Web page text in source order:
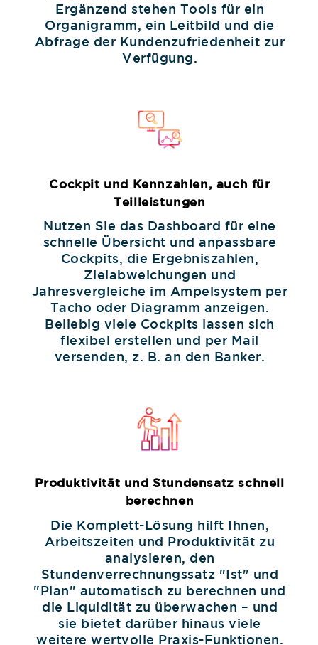
Ergänzend stehen Tools für ein
Organigramm, ein Leitbild und die
Abfrage der Kundenzufriedenheit zur
Verfügung.
Cockpit und Kennzahlen, auch für
Teilleistungen
Nutzen Sie das Dashboard für eine
schnelle Übersicht und anpassbare
Cockpits, die Ergebniszahlen,
Zielabweichungen und
Jahresvergleiche im Ampelsystem per
Tacho oder Diagramm anzeigen.
Beliebig viele Cockpits lassen sich
flexibel erstellen und per Mail
versenden, z. B. an den Banker.
Produktivität und Stundensatz schnell
berechnen
Die Komplett-Lösung hilft Ihnen,
Arbeitszeiten und Produktivität zu
analysieren, den
Stundenverrechnungssatz "Ist" und
"Plan" automatisch zu berechnen und
die Liquidität zu überwachen – und
sie bietet darüber hinaus viele
weitere wertvolle Praxis-Funktionen.